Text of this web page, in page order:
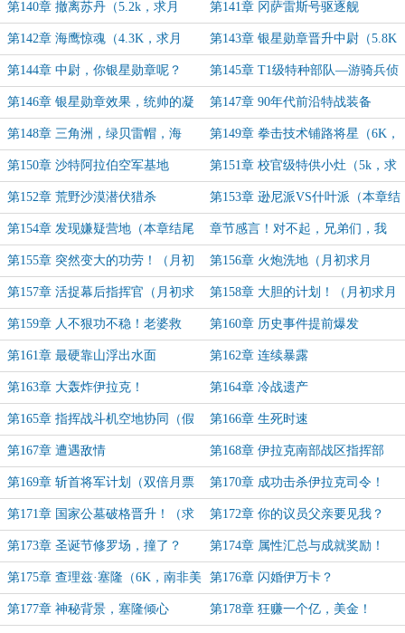
第140章 撤离苏丹（5.2k，求月
票！）
第141章 冈萨雷斯号驱逐舰
（5.6K，求月票～）
第142章 海鹰惊魂（4.3K，求月
票！）
第143章 银星勋章晋升中尉（5.8K
求月票！）
第144章 中尉，你银星勋章呢？
（5K，求月票！）
第145章 T1级特种部队—游骑兵侦
察分队
第146章 银星勋章效果，统帅的凝
视（ 5.2K，求月票！）
第147章 90年代前沿特战装备
（5.4K，求月票～）
第148章 三角洲，绿贝雷帽，海
豹，同台竞争。（周一加更！）
第149章 拳击技术铺路将星（6K，
求月票！求求了！）
第150章 沙特阿拉伯空军基地
（5.6K，求月票！求求了！）
第151章 校官级特供小灶（5k，求
月票～）
第152章 荒野沙漠潜伏猎杀
（4.2K，求月票！）
第153章 逊尼派VS什叶派（本章结
尾有许愿池。）
第154章 发现嫌疑营地（本章结尾
有许愿池。）
章节感言！对不起，兄弟们，我
要......
第155章 突然变大的功劳！（月初
求月票！）
第156章 火炮洗地（月初求月
票！）
第157章 活捉幕后指挥官（月初求
月票！）
第158章 大胆的计划！（月初求月
票！）
第159章 人不狠功不稳！老婆救
我！
第160章 历史事件提前爆发
（5.4K，求月票！）
第161章 最硬靠山浮出水面
（4.4K，求月票！）
第162章 连续暴露
第163章 大轰炸伊拉克！ 第164章 冷战遗产
第165章 指挥战斗机空地协同（假
期求月票！！）
第166章 生死时速
第167章 遭遇敌情 第168章 伊拉克南部战区指挥部
（双倍月票最后一天了，求月票！）
第169章 斩首将军计划（双倍月票
最后一天了，求月票！）
第170章 成功击杀伊拉克司令！
（求月票～）
第171章 国家公墓破格晋升！（求
月票～）
第172章 你的议员父亲要见我？
（月票感谢诚意章！）
第173章 圣诞节修罗场，撞了？ 第174章 属性汇总与成就奖励！
（本章免费！感谢所有投月票的兄
弟！）
第175章 查理兹·塞隆（6K，南非美
钻年纪小的应该不认识）
第176章 闪婚伊万卡？
第177章 神秘背景，塞隆倾心 第178章 狂赚一个亿，美金！